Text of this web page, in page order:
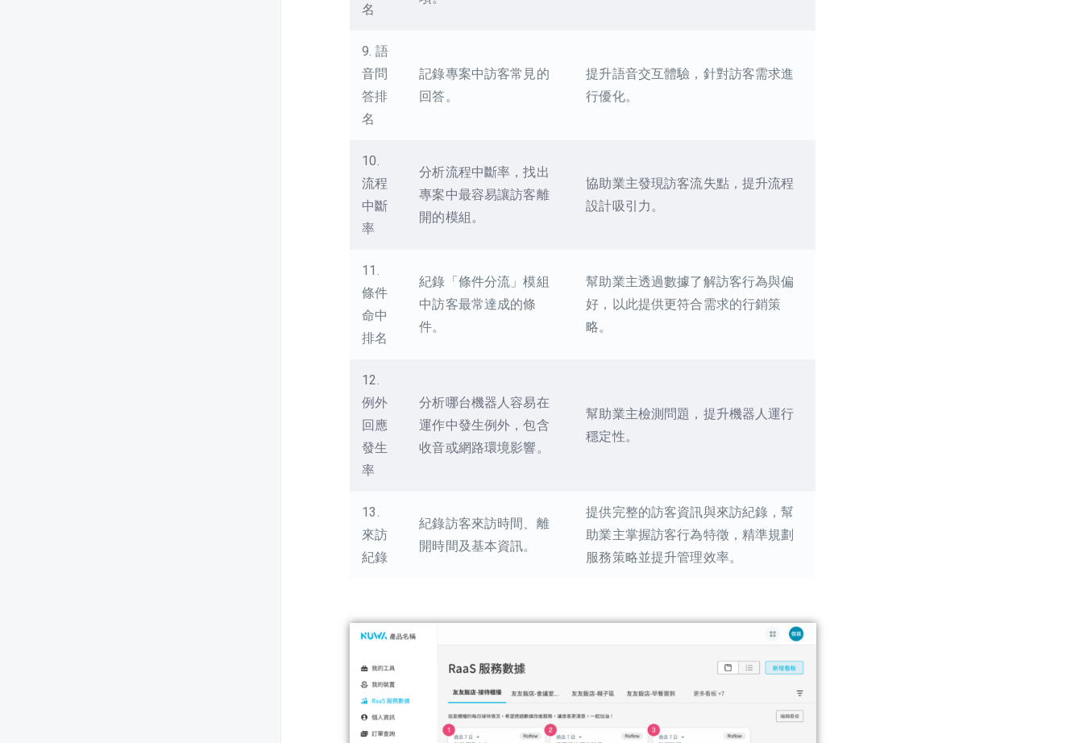
名
9. 語
音問
答排
名
記錄專案中訪客常見的
回答。
提升語音交互體驗，針對訪客需求進
行優化。
10.
流程
中斷
率
分析流程中斷率，找出
專案中最容易讓訪客離
開的模組。
協助業主發現訪客流失點，提升流程
設計吸引力。
11.
條件
命中
排名
紀錄「條件分流」模組
中訪客最常達成的條
件。
幫助業主透過數據了解訪客行為與偏
好，以此提供更符合需求的行銷策
略。
12.
例外
回應
發生
率
分析哪台機器人容易在
運作中發生例外，包含
收音或網路環境影響。
幫助業主檢測問題，提升機器人運行
穩定性。
13.
來訪
紀錄
紀錄訪客來訪時間、離
開時間及基本資訊。
提供完整的訪客資訊與來訪紀錄，幫
助業主掌握訪客行為特徵，精準規劃
服務策略並提升管理效率。